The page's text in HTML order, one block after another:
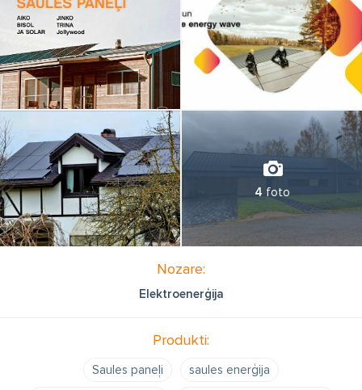
4 foto
Nozare:
Elektroenerģija
Produkti:
Saules paneļi
saules enerģija